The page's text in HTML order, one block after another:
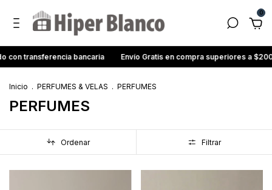
0
bancaria Envío Gratis en compra superiores a $200.000
Inicio . PERFUMES & VELAS . PERFUMES
PERFUMES
Ordenar Filtrar